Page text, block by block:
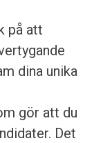
på att
dina unika
gör att du
Det